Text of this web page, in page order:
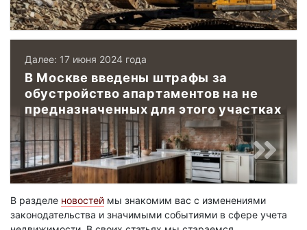
Далее: 17 июня 2024 года
В Москве введены штрафы за
обустройство апартаментов на не
предназначенных для этого участках
В разделе новостей мы знакомим вас с изменениями
законодательства и значимыми событиями в сфере учета